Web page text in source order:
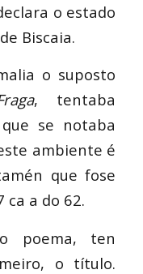
o estado
Biscaia.
o suposto
, tentaba
se notaba
ambiente é
que fose
ca a do 62.
poema, ten
o título.